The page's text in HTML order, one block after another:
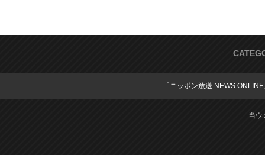
「ニッポン放送 NEWS
当ウ